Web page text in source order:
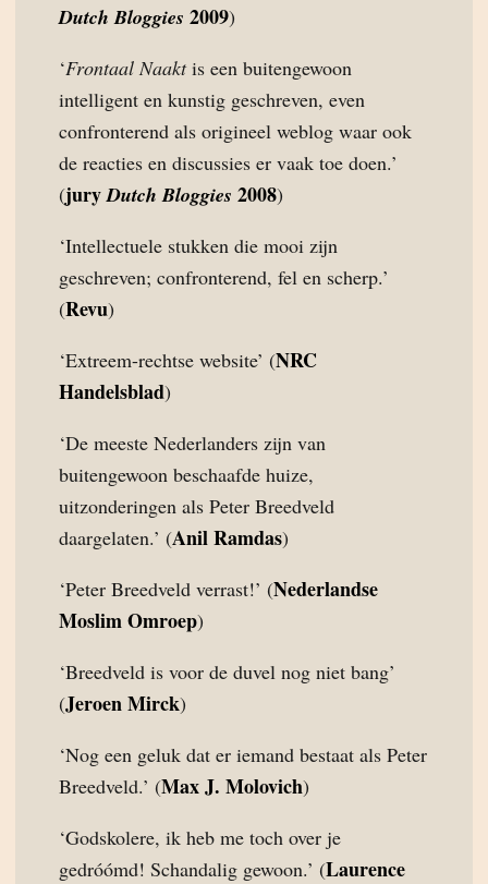
Dutch Bloggies 2009)
‘Frontaal Naaktis een buitengewoon
intelligent en kunstig geschreven, even
confronterend als origineel weblog waar ook
de reacties en discussies er vaak toe doen.’
(juryDutch Bloggies 2008)
‘Intellectuele stukken die mooi zijn
geschreven; confronterend, fel en scherp.’
(Revu)
‘Extreem-rechtse website’ (NRC
Handelsblad)
‘De meeste Nederlanders zijn van
buitengewoon beschaafde huize,
uitzonderingen als Peter Breedveld
daargelaten.’ (Anil Ramdas)
‘Peter Breedveld verrast!’ (Nederlandse
Moslim Omroep)
‘Breedveld is voor de duvel nog niet bang’
(Jeroen Mirck)
‘Nog een geluk dat er iemand bestaat als Peter
Breedveld.’ (Max J. Molovich)
‘Godskolere, ik heb me toch over je
gedróómd! Schandalig gewoon.’ (Laurence